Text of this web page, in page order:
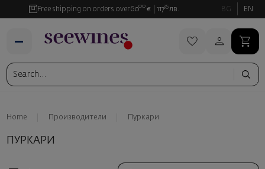
Free shipping on orders over6000 € 11735 лв. BG EN
Home Производители Пуркари
ПУРКАРИ